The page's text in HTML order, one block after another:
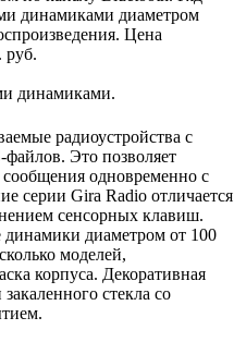
динамиками диаметром
Цена
руб.
динамиками.
радиоустройства с
Это позволяет
сообщения одновременно с
серии Gira Radio отличается
сенсорных клавиш.
динамики диаметром от 100
моделей,
корпуса. Декоративная
стекла со